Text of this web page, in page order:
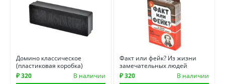
Домино классическое
(пластиковая коробка)
₽ 320
В наличии
Факт или фейк? Из жизни
замечательных людей
₽ 320
В наличии